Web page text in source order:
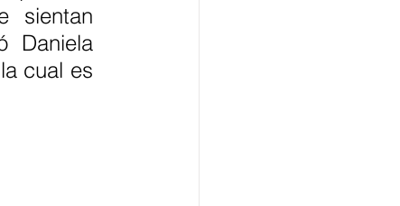
sientan
Daniela
cual es